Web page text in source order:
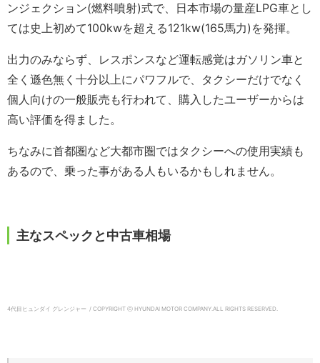
ンジェクション(燃料噴射)式で、日本市場の量産LPG車とし
ては史上初めて100kwを超える121kw(165馬力)を発揮。
出力のみならず、レスポンスなど運転感覚はガソリン車と
全く遜色無く十分以上にパワフルで、タクシーだけでなく
個人向けの一般販売も行われて、購入したユーザーからは
高い評価を得ました。
ちなみに首都圏など大都市圏ではタクシーへの使用実績も
あるので、乗った事がある人もいるかもしれません。
主なスペックと中古車相場
4代目ヒュンダイ グレンジャー / COPYRIGHT ⓒ HYUNDAI MOTOR COMPANY.ALL RIGHTS RESERVED.